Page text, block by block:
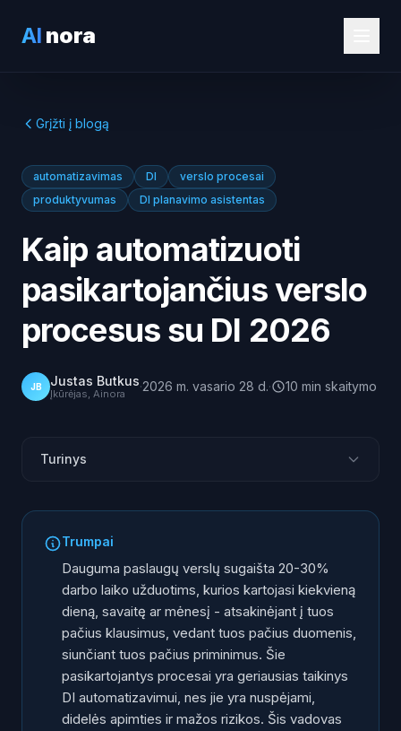
AI nora
Grįžti į blogą
automatizavimas DI
verslo procesai
produktyvumas
DI planavimo asistentas
Kaip automatizuoti
pasikartojančius verslo
procesus su DI 2026
JB Justas Butkus
Įkūrėjas, Ainora ·2026 m. vasario 28 d.· 10 min skaitymo
Turinys
4 žingsnių automatizavimo sistema
5 procesai, kuriuos verta automatizuoti pirmiausia
Ko DI negali (ir neturėtų) automatizuoti
Kaip pasirinkti tinkamą automatizavimo įrankį
Realūs rezultatai
Dažnai užduodami klausimai
Trumpai
Dauguma paslaugų verslų sugaišta 20-30%
darbo laiko užduotims, kurios kartojasi kiekvieną
dieną, savaitę ar mėnesį - atsakinėjant į tuos
pačius klausimus, vedant tuos pačius duomenis,
siunčiant tuos pačius priminimus. Šie
pasikartojantys procesai yra geriausias taikinys
DI automatizavimui, nes jie yra nuspėjami,
didelės apimties ir mažos rizikos. Šis vadovas